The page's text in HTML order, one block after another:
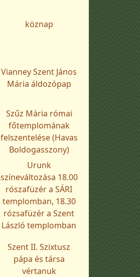
köznap
Vianney Szent János
Mária áldozópap
Szűz Mária római
főtemplomának
felszentelése (Havas
Boldogasszony)
Urunk
színeváltozása 18.00
rószafüzér a SÁRI
templomban, 18.30
rózsafüzér a Szent
László templomban
Szent II. Szixtusz
pápa és társa
vértanuk